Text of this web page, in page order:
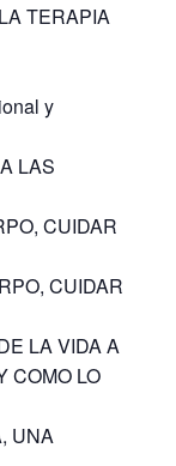
TERAPIA
y
LAS
CUIDAR
CUIDAR
LA VIDA A
COMO LO
UNA